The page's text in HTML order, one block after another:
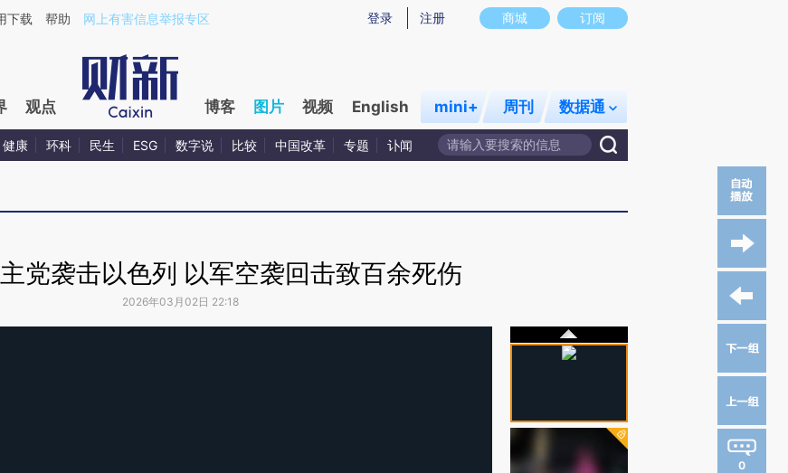
商城 订阅
登录 注册
下载 帮助 网上有害信息举报专区
观点 博客 图片 视频 English mini+ 周刊 数据通
健康 环科 民生 ESG 数字说 比较 中国改革 专题 讣闻
党袭击以色列 以军空袭回击致百余死伤
2026年03月02日 22:18
0